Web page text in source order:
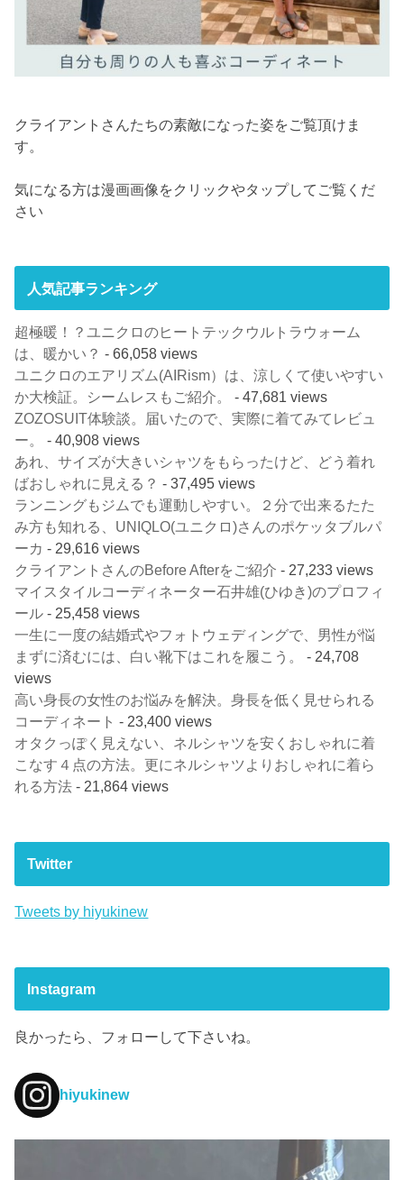
クライアントさんたちの素敵になった姿をご覧頂けま
す。
気になる方は漫画画像をクリックやタップしてご覧くだ
さい
人気記事ランキング
超極暖！？ユニクロのヒートテックウルトラウォーム
は、暖かい？ - 66,058 views
ユニクロのエアリズム(AIRism）は、涼しくて使いやすい
か大検証。シームレスもご紹介。
- 47,681 views
ZOZOSUIT体験談。届いたので、実際に着てみてレビュ
ー。
- 40,908 views
あれ、サイズが大きいシャツをもらったけど、どう着れ
ばおしゃれに見える？ - 37,495 views
ランニングもジムでも運動しやすい。２分で出来るたた
み方も知れる、UNIQLO(ユニクロ)さんのポケッタブルパ
ーカ - 29,616 views
クライアントさんのBefore Afterをご紹介 - 27,233 views
マイスタイルコーディネーター石井雄(ひゆき)のプロフィ
ール - 25,458 views
一生に一度の結婚式やフォトウェディングで、男性が悩
まずに済むには、白い靴下はこれを履こう。
- 24,708
views
高い身長の女性のお悩みを解決。身長を低く見せられる
コーディネート - 23,400 views
オタクっぽく見えない、ネルシャツを安くおしゃれに着
こなす４点の方法。更にネルシャツよりおしゃれに着ら
れる方法 - 21,864 views
Twitter
Tweets by hiyukinew
Instagram
良かったら、フォローして下さいね。
hiyukinew